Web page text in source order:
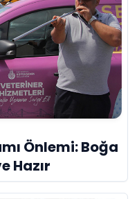
Önlemi: Boğa
Hazır